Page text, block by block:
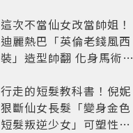
這次不當仙女改當帥姐！
迪麗熱巴「英倫老錢風西
裝」造型帥翻 化身馬術師
行走的短髮教科書！倪妮
狠斷仙女長髮「變身金色
短髮叛逆少女」可塑性超